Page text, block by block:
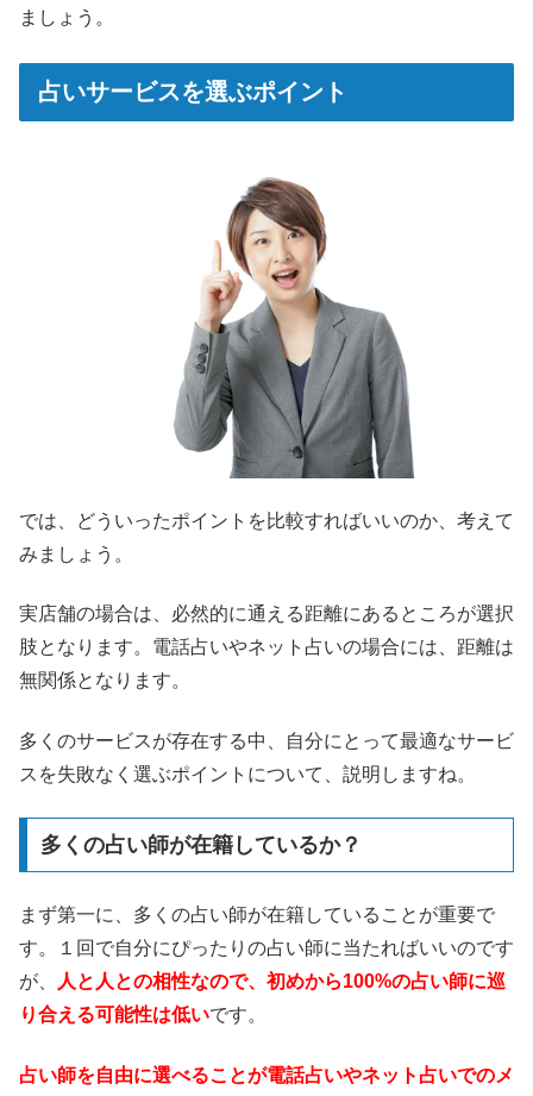
ましょう。
占いサービスを選ぶポイント
では、どういったポイントを比較すればいいのか、考えて
みましょう。
実店舗の場合は、必然的に通える距離にあるところが選択
肢となります。電話占いやネット占いの場合には、距離は
無関係となります。
多くのサービスが存在する中、自分にとって最適なサービ
スを失敗なく選ぶポイントについて、説明しますね。
多くの占い師が在籍しているか？
まず第一に、多くの占い師が在籍していることが重要で
す。１回で自分にぴったりの占い師に当たればいいのです
が、
人と人との相性なので、初めから100%の占い師に巡
り合える可能性は低いです。
占い師を自由に選べることが電話占いやネット占いでのメ